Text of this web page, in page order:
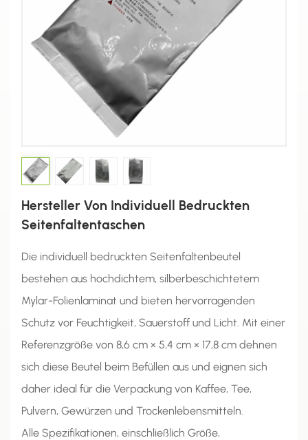
Hersteller Von Individuell Bedruckten
Seitenfaltentaschen
Die individuell bedruckten Seitenfaltenbeutel
bestehen aus hochdichtem, silberbeschichtetem
Mylar-Folienlaminat und bieten hervorragenden
Schutz vor Feuchtigkeit, Sauerstoff und Licht. Mit einer
Referenzgröße von 8,6 cm × 5,4 cm × 17,8 cm dehnen
sich diese Beutel beim Befüllen aus und eignen sich
daher ideal für die Verpackung von Kaffee, Tee,
Pulvern, Gewürzen und Trockenlebensmitteln.
Alle Spezifikationen, einschließlich Größe,